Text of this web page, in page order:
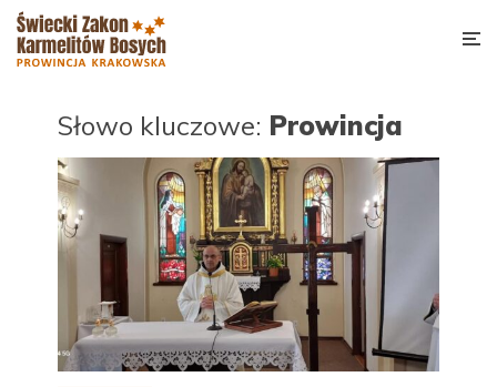
Słowo kluczowe: Prowincja